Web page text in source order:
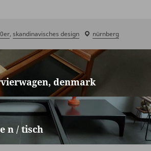
, skandinavisches design
laden
showroom
nürnberg
denmark
n / tisch